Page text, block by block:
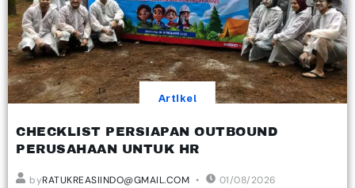
Artikel
CHECKLIST PERSIAPAN OUTBOUND
PERUSAHAAN UNTUK HR
byRATUKREASIINDO@GMAIL.COM 01/08/2026